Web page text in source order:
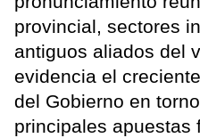
provincial, sectores
antiguos aliados del
evidencia el
del Gobierno en
principales apuestas